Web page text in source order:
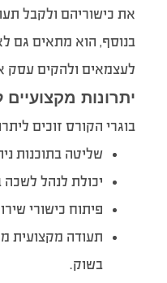
את כישוריהם ולקבל
בנוסף, הוא מתאים גם
לעצמאים ולהקים עסק
יתרונות
בוגרי הקורס זוכים
שליטה בתוכנות
יכולת לנהל לשכה
פיתוח כישורי
תעודה מקצועית
בשוק.